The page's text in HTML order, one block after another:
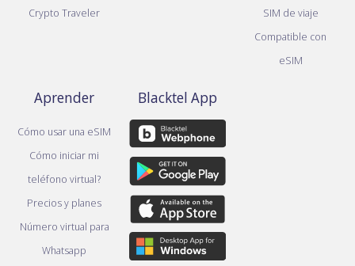
Crypto Traveler
SIM de viaje
Compatible con
eSIM
Aprender
Cómo usar una eSIM
Cómo iniciar mi
teléfono virtual?
Precios y planes
Número virtual para
Whatsapp
Blacktel App